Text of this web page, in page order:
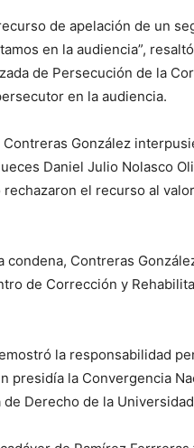
de apelación de un
en la audiencia”,
de Persecución de la
en la audiencia.
González
Daniel Julio Nolasco
rechazaron el recurso al
condena, Contreras
de Corrección y
la responsabilidad
presidía la Convergencia
Derecho de la